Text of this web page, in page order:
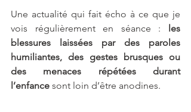
Une actualité qui fait écho à ce que je
vois régulièrement en séance : les
blessures laissées par des paroles
humiliantes, des gestes brusques ou
des menaces répétées durant
l’enfance sont loin d’être anodines.